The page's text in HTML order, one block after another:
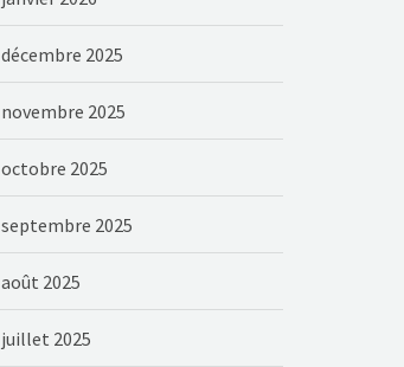
décembre 2025
novembre 2025
octobre 2025
septembre 2025
août 2025
juillet 2025